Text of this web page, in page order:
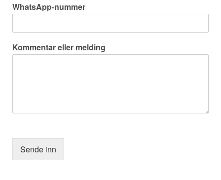
WhatsApp-nummer
Kommentar eller melding
Sende inn